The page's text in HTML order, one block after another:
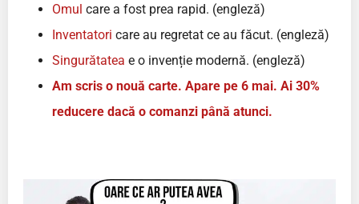
Omul care a fost prea rapid. (engleză)
Inventatori care au regretat ce au făcut. (engleză)
Singurătatea e o invenție modernă. (engleză)
Am scris o nouă carte. Apare pe 6 mai. Ai 30%
reducere dacă o comanzi până atunci.